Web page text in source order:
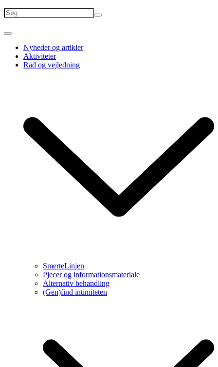
Nyheder og artikler
Aktiviteter
Råd og vejledning
SmerteLinjen
Pjecer og informationsmateriale
Alternativ behandling
(Gen)find intimiteten